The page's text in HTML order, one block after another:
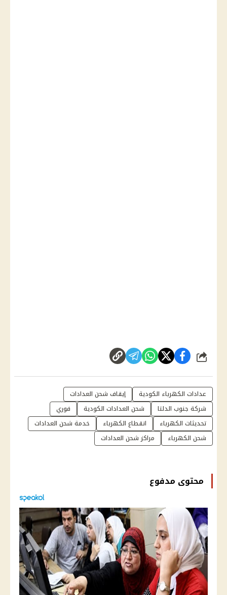
شارك
عدادات الكهرباء الكودية
إيقاف شحن العدادات
شركة جنوب الدلتا
شحن العدادات الكودية
فوري
تحديثات الكهرباء
انقطاع الكهرباء
خدمة شحن العدادات
شحن الكهرباء
مراكز شحن العدادات
محتوى مدفوع